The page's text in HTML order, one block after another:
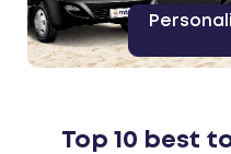
Top 10 best